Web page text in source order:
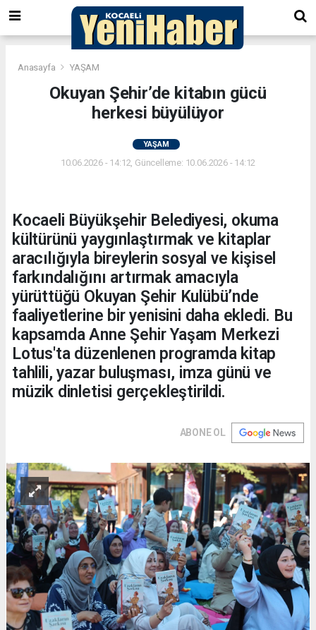
Anasayfa YAŞAM
Okuyan Şehir’de kitabın gücü
herkesi büyülüyor
YAŞAM
10.06.2026 - 14:12, Güncelleme: 10.06.2026 - 14:12
Kocaeli Büyükşehir Belediyesi, okuma
kültürünü yaygınlaştırmak ve kitaplar
aracılığıyla bireylerin sosyal ve kişisel
farkındalığını artırmak amacıyla
yürüttüğü Okuyan Şehir Kulübü’nde
faaliyetlerine bir yenisini daha ekledi. Bu
kapsamda Anne Şehir Yaşam Merkezi
Lotus'ta düzenlenen programda kitap
tahlili, yazar buluşması, imza günü ve
müzik dinletisi gerçekleştirildi.
ABONE OL